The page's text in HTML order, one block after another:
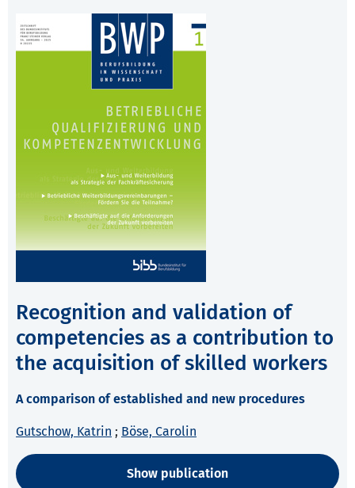
Recognition and validation of
competencies as a contribution to
the acquisition of skilled workers
A comparison of established and new procedures
Gutschow, Katrin ; Böse, Carolin
Show publication